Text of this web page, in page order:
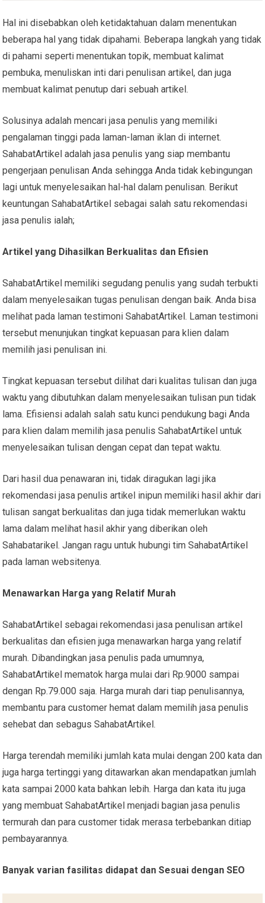
Hal ini disebabkan oleh ketidaktahuan dalam menentukan
beberapa hal yang tidak dipahami. Beberapa langkah yang tidak
di pahami seperti menentukan topik, membuat kalimat
pembuka, menuliskan inti dari penulisan artikel, dan juga
membuat kalimat penutup dari sebuah artikel.
Solusinya adalah mencari jasa penulis yang memiliki
pengalaman tinggi pada laman-laman iklan di internet.
SahabatArtikel adalah jasa penulis yang siap membantu
pengerjaan penulisan Anda sehingga Anda tidak kebingungan
lagi untuk menyelesaikan hal-hal dalam penulisan. Berikut
keuntungan SahabatArtikel sebagai salah satu rekomendasi
jasa penulis ialah;
Artikel yang Dihasilkan Berkualitas dan Efisien
SahabatArtikel memiliki segudang penulis yang sudah terbukti
dalam menyelesaikan tugas penulisan dengan baik. Anda bisa
melihat pada laman testimoni SahabatArtikel. Laman testimoni
tersebut menunjukan tingkat kepuasan para klien dalam
memilih jasi penulisan ini.
Tingkat kepuasan tersebut dilihat dari kualitas tulisan dan juga
waktu yang dibutuhkan dalam menyelesaikan tulisan pun tidak
lama. Efisiensi adalah salah satu kunci pendukung bagi Anda
para klien dalam memilih jasa penulis SahabatArtikel untuk
menyelesaikan tulisan dengan cepat dan tepat waktu.
Dari hasil dua penawaran ini, tidak diragukan lagi jika
rekomendasi jasa penulis artikel inipun memiliki hasil akhir dari
tulisan sangat berkualitas dan juga tidak memerlukan waktu
lama dalam melihat hasil akhir yang diberikan oleh
Sahabatarikel. Jangan ragu untuk hubungi tim SahabatArtikel
pada laman websitenya.
Menawarkan Harga yang Relatif Murah
SahabatArtikel sebagai rekomendasi jasa penulisan artikel
berkualitas dan efisien juga menawarkan harga yang relatif
murah. Dibandingkan jasa penulis pada umumnya,
SahabatArtikel mematok harga mulai dari Rp.9000 sampai
dengan Rp.79.000 saja. Harga murah dari tiap penulisannya,
membantu para customer hemat dalam memilih jasa penulis
sehebat dan sebagus SahabatArtikel.
Harga terendah memiliki jumlah kata mulai dengan 200 kata dan
juga harga tertinggi yang ditawarkan akan mendapatkan jumlah
kata sampai 2000 kata bahkan lebih. Harga dan kata itu juga
yang membuat SahabatArtikel menjadi bagian jasa penulis
termurah dan para customer tidak merasa terbebankan ditiap
pembayarannya.
Banyak varian fasilitas didapat dan Sesuai dengan SEO